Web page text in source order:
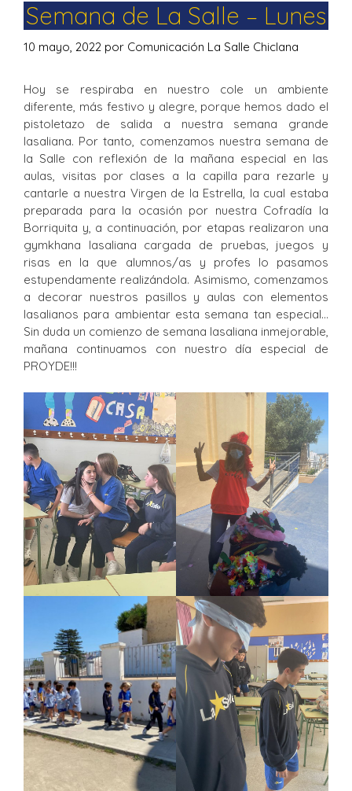
Semana de La Salle – Lunes
10 mayo, 2022 por Comunicación La Salle Chiclana
Hoy se respiraba en nuestro cole un ambiente
diferente, más festivo y alegre, porque hemos dado el
pistoletazo de salida a nuestra semana grande
lasaliana. Por tanto, comenzamos nuestra semana de
la Salle con reflexión de la mañana especial en las
aulas, visitas por clases a la capilla para rezarle y
cantarle a nuestra Virgen de la Estrella, la cual estaba
preparada para la ocasión por nuestra Cofradía la
Borriquita y, a continuación, por etapas realizaron una
gymkhana lasaliana cargada de pruebas, juegos y
risas en la que alumnos/as y profes lo pasamos
estupendamente realizándola. Asimismo, comenzamos
a decorar nuestros pasillos y aulas con elementos
lasalianos para ambientar esta semana tan especial…
Sin duda un comienzo de semana lasaliana inmejorable,
mañana continuamos con nuestro día especial de
PROYDE!!!